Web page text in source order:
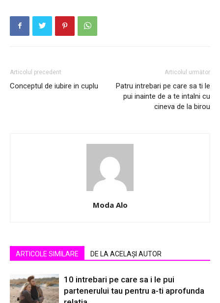
Articolul precedent
Conceptul de iubire in cuplu
Articolul următor
Patru intrebari pe care sa ti le
pui inainte de a te intalni cu
cineva de la birou
Moda Alo
ARTICOLE SIMILARE DE LA ACELAȘI AUTOR
10 intrebari pe care sa i le pui
partenerului tau pentru a-ti aprofunda